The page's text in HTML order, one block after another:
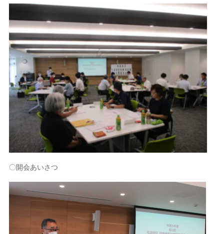
〇開会あいさつ